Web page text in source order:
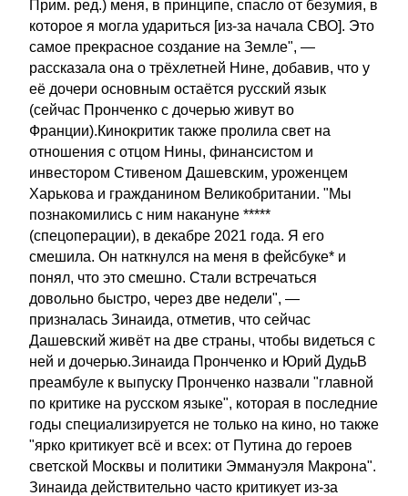
Прим. ред.) меня, в принципе, спасло от безумия, в
которое я могла удариться [из-за начала СВО]. Это
самое прекрасное создание на Земле", —
рассказала она о трёхлетней Нине, добавив, что у
её дочери основным остаётся русский язык
(сейчас Пронченко с дочерью живут во
Франции).Кинокритик также пролила свет на
отношения с отцом Нины, финансистом и
инвестором Стивеном Дашевским, уроженцем
Харькова и гражданином Великобритании. "Мы
познакомились с ним накануне *****
(спецоперации), в декабре 2021 года. Я его
смешила. Он наткнулся на меня в фейсбуке* и
понял, что это смешно. Стали встречаться
довольно быстро, через две недели", —
призналась Зинаида, отметив, что сейчас
Дашевский живёт на две страны, чтобы видеться с
ней и дочерью.Зинаида Пронченко и Юрий ДудьВ
преамбуле к выпуску Пронченко назвали "главной
по критике на русском языке", которая в последние
годы специализируется не только на кино, но также
"ярко критикует всё и всех: от Путина до героев
светской Москвы и политики Эммануэля Макрона".
Зинаида действительно часто критикует из-за